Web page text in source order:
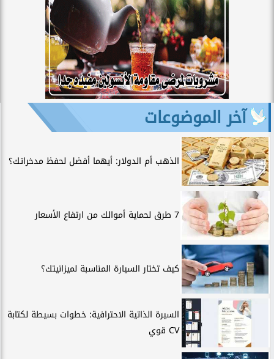
آخر الموضوعات
الذهب أم الدولار: أيهما أفضل لحفظ مدخراتك؟
7 طرق لحماية أموالك من ارتفاع الأسعار
كيف تختار السيارة المناسبة لميزانيتك؟
السيرة الذاتية الاحترافية: خطوات بسيطة لكتابة
CV قوي